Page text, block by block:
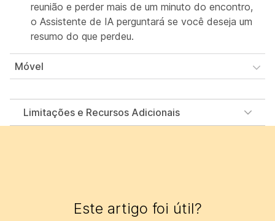
reunião e perder mais de um minuto do encontro,
o Assistente de IA perguntará se você deseja um
resumo do que perdeu.
Móvel
Limitações e Recursos Adicionais
Este artigo foi útil?